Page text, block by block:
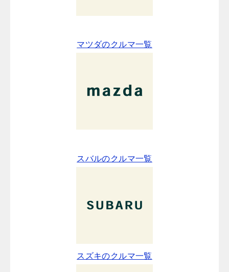
マツダのクルマ一覧
スバルのクルマ一覧
スズキのクルマ一覧